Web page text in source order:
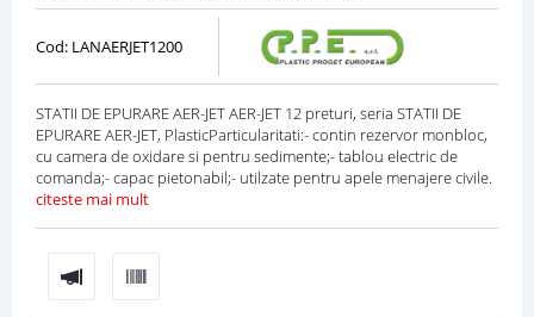
Cod: LANAERJET1200
STATII DE EPURARE AER-JET AER-JET 12 preturi, seria STATII DE
EPURARE AER-JET, PlasticParticularitati:- contin rezervor monbloc,
cu camera de oxidare si pentru sedimente;- tablou electric de
comanda;- capac pietonabil;- utilzate pentru apele menajere civile.
citeste mai mult